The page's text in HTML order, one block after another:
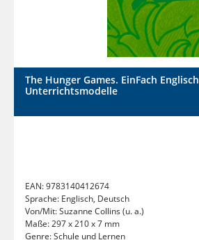
The Hunger Games. EinFach Englisch
Unterrichtsmodelle
EAN:9783140412674
Sprache: Englisch, Deutsch
Von/Mit:Suzanne Collins (u. a.)
Maße:297 x 210 x 7 mm
Genre:Schule und Lernen